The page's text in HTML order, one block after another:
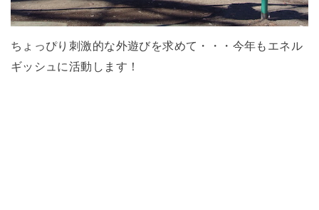
ちょっぴり刺激的な外遊びを求めて・・・今年もエネル
ギッシュに活動します！